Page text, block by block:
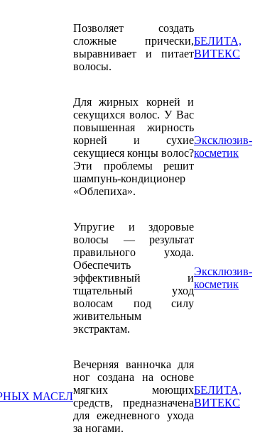
Позволяет создать
сложные прически,
выравнивает и питает
волосы.
БЕЛИТА,
ВИТЕКС
Для жирных корней и
секущихся волос. У Вас
повышенная жирность
корней и сухие
секущиеся концы волос?
Эти проблемы решит
шампунь-кондиционер
«Облепиха».
Эксклюзив-
косметик
Упругие и здоровые
волосы — результат
правильного ухода.
Обеспечить
эффективный и
тщательный уход
волосам под силу
живительным
экстрактам.
Эксклюзив-
косметик
МАСЕЛ
Вечерняя ванночка для
ног создана на основе
мягких моющих
средств, предназначена
для ежедневного ухода
за ногами.
БЕЛИТА,
ВИТЕКС